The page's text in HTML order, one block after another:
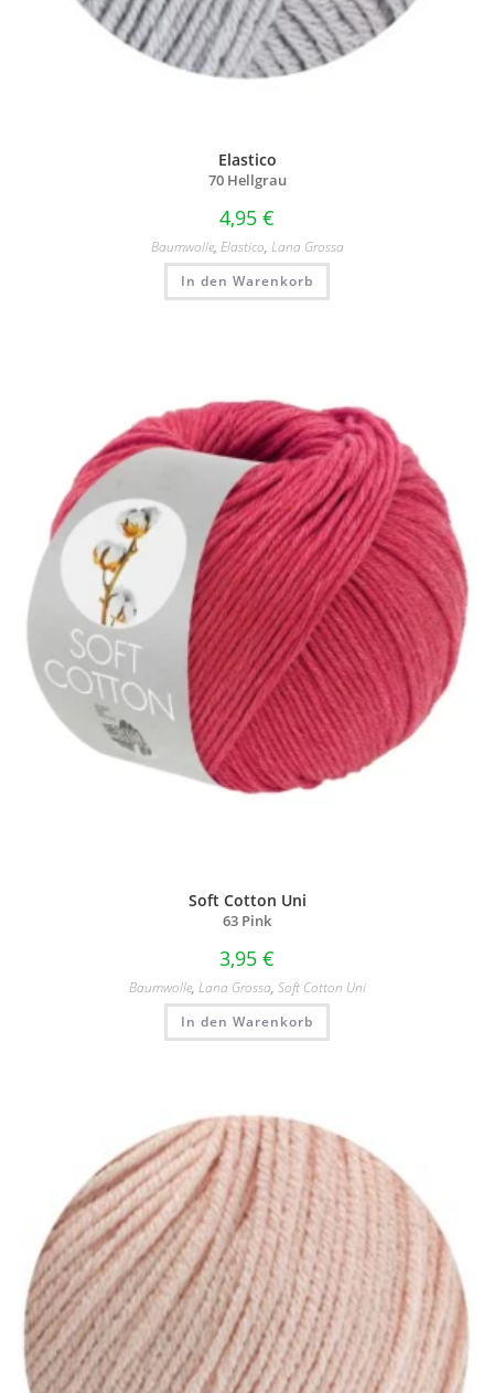
Elastico
70 Hellgrau
4,95 €
Baumwolle, Elastico, Lana Grossa
In den Warenkorb
Soft Cotton Uni
63 Pink
3,95 €
Baumwolle, Lana Grossa, Soft Cotton Uni
In den Warenkorb